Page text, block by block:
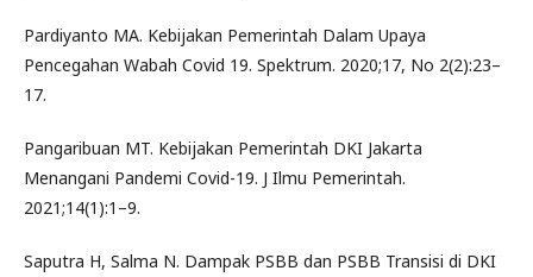
Pardiyanto MA. Kebijakan Pemerintah Dalam Upaya
Pencegahan Wabah Covid 19. Spektrum. 2020;17, No 2(2):23–
17.
Pangaribuan MT. Kebijakan Pemerintah DKI Jakarta
Menangani Pandemi Covid-19. J Ilmu Pemerintah.
2021;14(1):1–9.
Saputra H, Salma N. Dampak PSBB dan PSBB Transisi di DKI